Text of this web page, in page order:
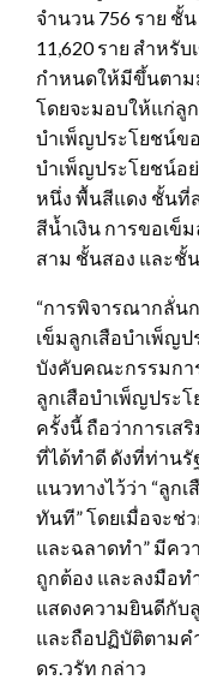
จำนวน 756 ราย ชั้
11,620 ราย สำหรั
กำหนดให้มีขึ้นตาม
โดยจะมอบให้แก่ลูก
บำเพ็ญประโยชน์ข
บำเพ็ญประโยชน์อ
หนึ่ง พื้นสีแดง ชั้นที่
สีน้ำเงิน การขอเข็
สาม ชั้นสอง และชั้
“การพิจารณากลั่น
เข็มลูกเสือบำเพ็ญ
บังคับคณะกรรมกา
ลูกเสือบำเพ็ญประ
ครั้งนี้ ถือว่าการเส
ที่ได้ทำดี ดังที่ท่าน
แนวทางไว้ว่า “ลูก
ทันที” โดยเมื่อจะช่
และฉลาดทำ” มีคว
ถูกต้อง และลงมือ
แสดงความยินดีกับ
และถือปฏิบัติตามค
ดร.วรัท กล่าว